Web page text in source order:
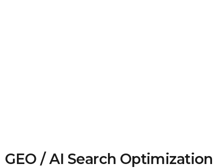
GEO / AI Search Optimization